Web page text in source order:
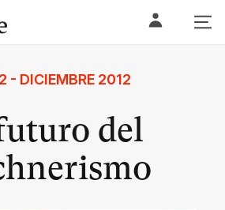
- DICIEMBRE 2012
del